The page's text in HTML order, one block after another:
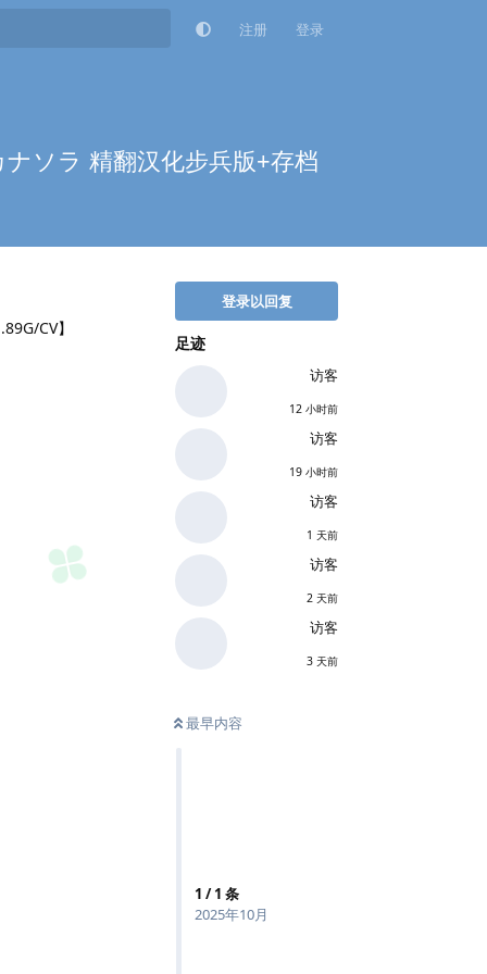
注册 登录
ソラ 精翻汉化步兵版+存档
登录以回复
足迹
访客
12 小时前
访客
19 小时前
访客
1 天前
访客
2 天前
访客
3 天前
最早内容
1 /1 条
2025年10月
CV】